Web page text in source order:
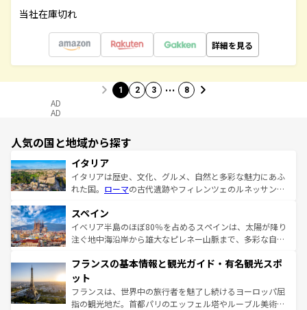
当社在庫切れ
詳細を見る
1 2 3 … 8
AD
AD
人気の国と地域から探す
イタリア
イタリアは歴史、文化、グルメ、自然と多彩な魅力にあふ
れた国。 ローマの古代遺跡やフィレンツェのルネッサンス
ろん、トスカーナの美しい田園風景やアマルフィ海岸の絶
景など、自然景観も見逃せない。観光の合間には、本場の
ピザやパスタなど、絶品のイタリア料理を堪能することも
ませてくれるイタリアで、忘れられない旅をしてみよう！
なお、新着のイタリア情報は
しい。
スペイン
イベリア半島のほぼ80％を占めるスペインは、太陽が降り
注ぐ地中海沿岸から雄大なピレネー山脈まで、多彩な自然
文化が根付くこの国では、情熱的なフラメンコ、熱気あふ
れる闘牛、そして美味しいタパスが生活の一部となってい
る。首都マドリードの洗練された雰囲気や、バルセロナの
アートに溢れた街角から、地方では古代ローマ遺跡や中世
フランスの基本情報と観光ガイド・有名観光スポ
ット
フランスは、世界中の旅行者を魅了し続けるヨーロッパ屈
指の観光地だ。首都パリのエッフェル塔やルーブル美術館